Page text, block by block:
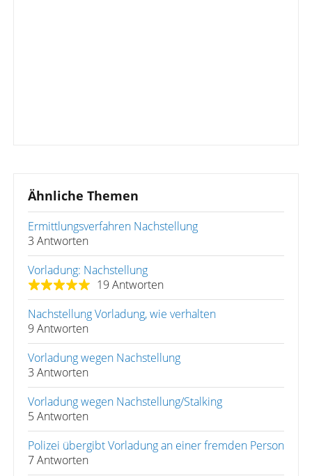
Ähnliche Themen
Ermittlungsverfahren Nachstellung
3 Antworten
Vorladung: Nachstellung
19 Antworten
Nachstellung Vorladung, wie verhalten
9 Antworten
Vorladung wegen Nachstellung
3 Antworten
Vorladung wegen Nachstellung/Stalking
5 Antworten
Polizei übergibt Vorladung an einer fremden Person
7 Antworten